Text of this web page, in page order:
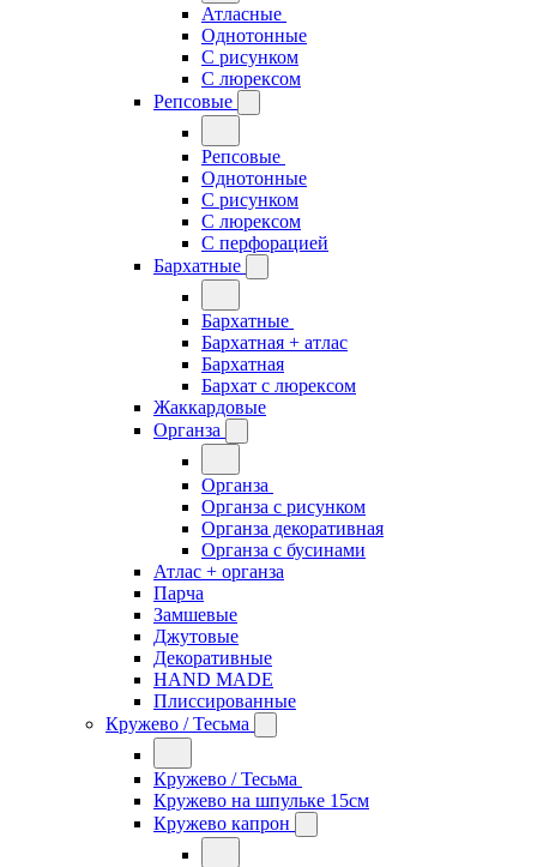
Атласные
Однотонные
С рисунком
С люрексом
Репсовые
Репсовые
Однотонные
С рисунком
С люрексом
С перфорацией
Бархатные
Бархатные
Бархатная + атлас
Бархатная
Бархат с люрексом
Жаккардовые
Органза
Органза
Органза с рисунком
Органза декоративная
Органза с бусинами
Атлас + органза
Парча
Замшевые
Джутовые
Декоративные
HAND MADE
Плиссированные
Кружево / Тесьма
Кружево / Тесьма
Кружево на шпульке 15см
Кружево капрон